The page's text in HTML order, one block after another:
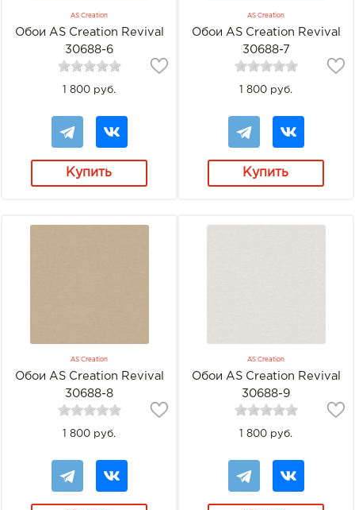
AS Creation
Обои AS Creation Revival
30688-6
1 800 руб.
Купить
AS Creation
Обои AS Creation Revival
30688-7
1 800 руб.
Купить
AS Creation
Обои AS Creation Revival
30688-8
1 800 руб.
AS Creation
Обои AS Creation Revival
30688-9
1 800 руб.